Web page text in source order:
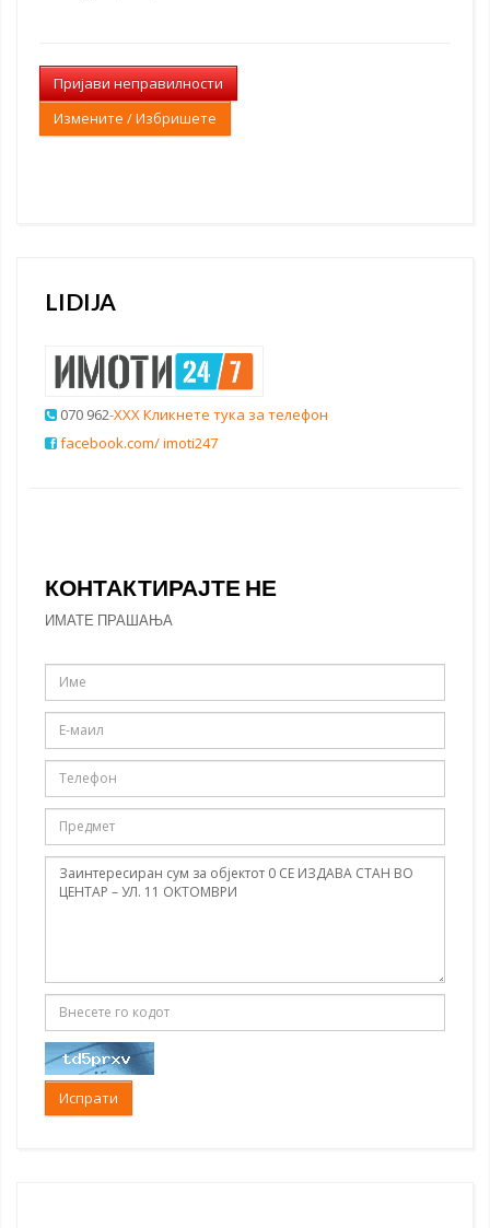
Пријави неправилности
Измените / Избришете
LIDIJA
070 962-XXX Кликнете тука за телефон
facebook.com/ imoti247
КОНТАКТИРАЈТЕ НЕ
ИМАТЕ ПРАШАЊА
Испрати